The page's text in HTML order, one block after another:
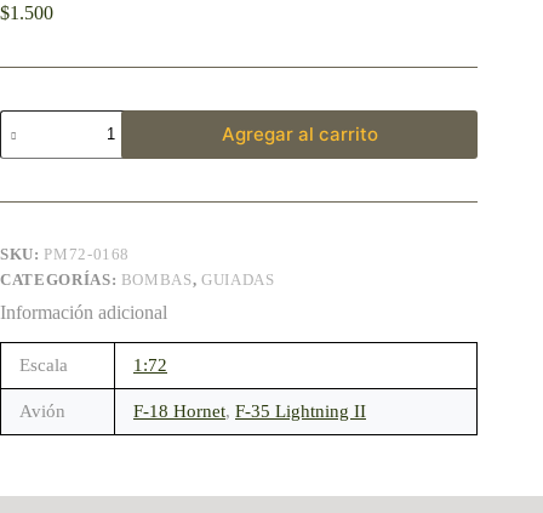
$1.500
Agregar al carrito
SKU: PM72-0168
CATEGORÍAS: BOMBAS,GUIADAS
Información adicional
Escala 1:72
Avión F-18 Hornet, F-35 Lightning II